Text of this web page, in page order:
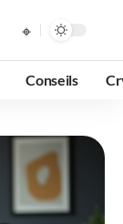
Conseils